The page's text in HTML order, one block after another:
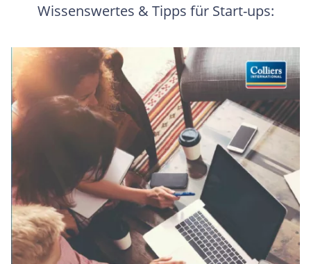
Wissenswertes & Tipps für Start-ups: